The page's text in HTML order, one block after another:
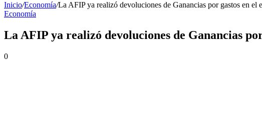
Inicio/Economía/La AFIP ya realizó devoluciones de Ganancias por gastos en el
Economía
La AFIP ya realizó devoluciones de Ganancias
0